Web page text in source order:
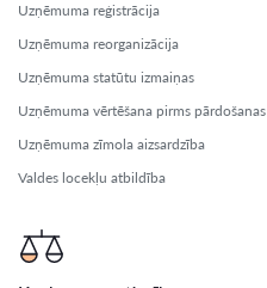
Uzņēmuma reģistrācija
Uzņēmuma reorganizācija
Uzņēmuma statūtu izmaiņas
Uzņēmuma vērtēšana pirms pārdošanas
Uzņēmuma zīmola aizsardzība
Valdes locekļu atbildība